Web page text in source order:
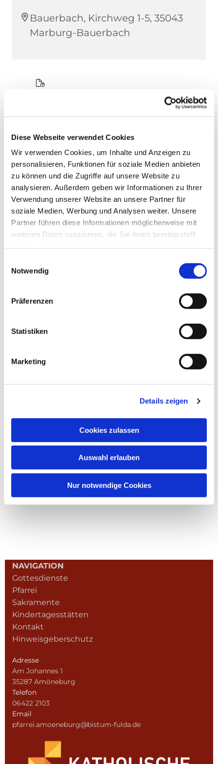
Diese Webseite verwendet Cookies
Wir verwenden Cookies, um Inhalte und Anzeigen zu
personalisieren, Funktionen für soziale Medien anbieten
zu können und die Zugriffe auf unsere Website zu
analysieren. Außerdem geben wir Informationen zu Ihrer
Verwendung unserer Website an unsere Partner für
soziale Medien, Werbung und Analysen weiter. Unsere
Partner führen diese Informationen möglicherweise mit
weiteren Daten zusammen, die Sie ihnen bereitgestellt
Notwendig
Präferenzen
Statistiken
Marketing
Details zeigen
Cookies zulassen
Auswahl erlauben
Nur notwendige Cookies
Bauerbach, Kirchweg 1-5, 35043
Marburg-Bauerbach
Dies könnte Sie auch
NAVIGATION
Gottesdienste
Pfarrei
Sakramente
Kindertagesstätten
Kontakt
Hinweisgeberschutz
Adresse
Am Johannes 1
35287 Amöneburg
Telefon
06422 2103
Email
pfarrei.amoeneburg@bistum-fulda.de